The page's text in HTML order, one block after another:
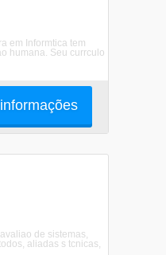
em Informtica tem
humana. Seu currculo
de sistemas,
aliadas s tcnicas,